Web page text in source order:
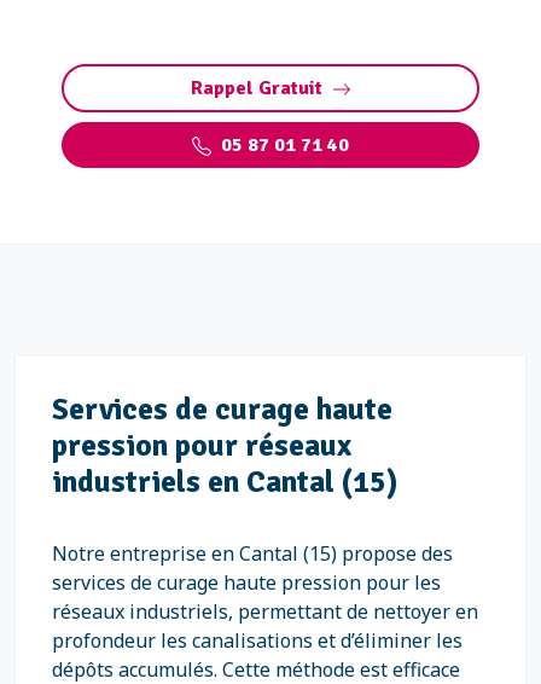
Rappel Gratuit
05 87 01 71 40
Services de curage haute
pression pour réseaux
industriels en Cantal (15)
Notre entreprise en Cantal (15) propose des
services de curage haute pression pour les
réseaux industriels, permettant de nettoyer en
profondeur les canalisations et d’éliminer les
dépôts accumulés. Cette méthode est efficace